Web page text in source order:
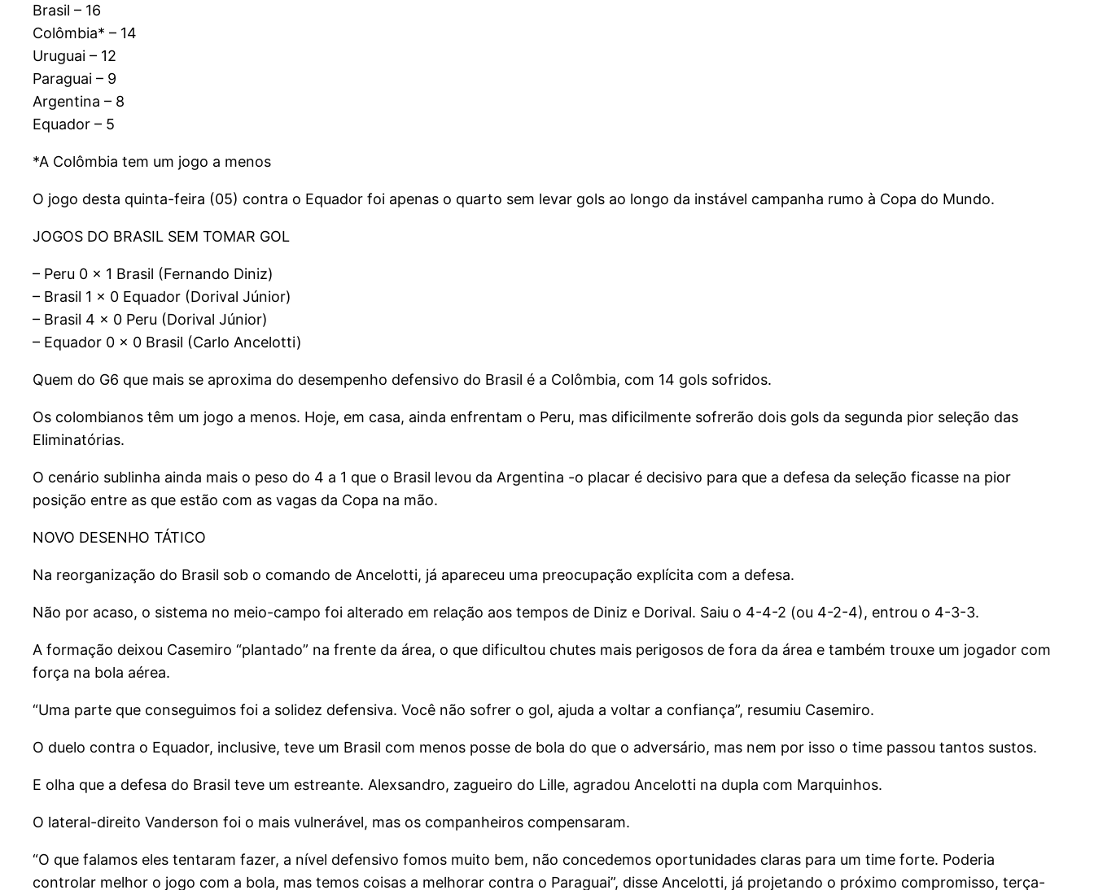
Brasil – 16
Colômbia* – 14
Uruguai – 12
Paraguai – 9
Argentina – 8
Equador – 5
*A Colômbia tem um jogo a menos
O jogo desta quinta-feira (05) contra o Equador foi apenas o quarto sem levar gols ao longo da instável campanha rumo à Copa do Mundo.
JOGOS DO BRASIL SEM TOMAR GOL
– Peru 0 x 1 Brasil (Fernando Diniz)
– Brasil 1 x 0 Equador (Dorival Júnior)
– Brasil 4 x 0 Peru (Dorival Júnior)
– Equador 0 x 0 Brasil (Carlo Ancelotti)
Quem do G6 que mais se aproxima do desempenho defensivo do Brasil é a Colômbia, com 14 gols sofridos.
Os colombianos têm um jogo a menos. Hoje, em casa, ainda enfrentam o Peru, mas dificilmente sofrerão dois gols da segunda pior seleção das
Eliminatórias.
O cenário sublinha ainda mais o peso do 4 a 1 que o Brasil levou da Argentina -o placar é decisivo para que a defesa da seleção ficasse na pior
posição entre as que estão com as vagas da Copa na mão.
NOVO DESENHO TÁTICO
Na reorganização do Brasil sob o comando de Ancelotti, já apareceu uma preocupação explícita com a defesa.
Não por acaso, o sistema no meio-campo foi alterado em relação aos tempos de Diniz e Dorival. Saiu o 4-4-2 (ou 4-2-4), entrou o 4-3-3.
A formação deixou Casemiro “plantado” na frente da área, o que dificultou chutes mais perigosos de fora da área e também trouxe um jogador com
força na bola aérea.
“Uma parte que conseguimos foi a solidez defensiva. Você não sofrer o gol, ajuda a voltar a confiança”, resumiu Casemiro.
O duelo contra o Equador, inclusive, teve um Brasil com menos posse de bola do que o adversário, mas nem por isso o time passou tantos sustos.
E olha que a defesa do Brasil teve um estreante. Alexsandro, zagueiro do Lille, agradou Ancelotti na dupla com Marquinhos.
O lateral-direito Vanderson foi o mais vulnerável, mas os companheiros compensaram.
“O que falamos eles tentaram fazer, a nível defensivo fomos muito bem, não concedemos oportunidades claras para um time forte. Poderia
controlar melhor o jogo com a bola, mas temos coisas a melhorar contra o Paraguai”, disse Ancelotti, já projetando o próximo compromisso, terça-